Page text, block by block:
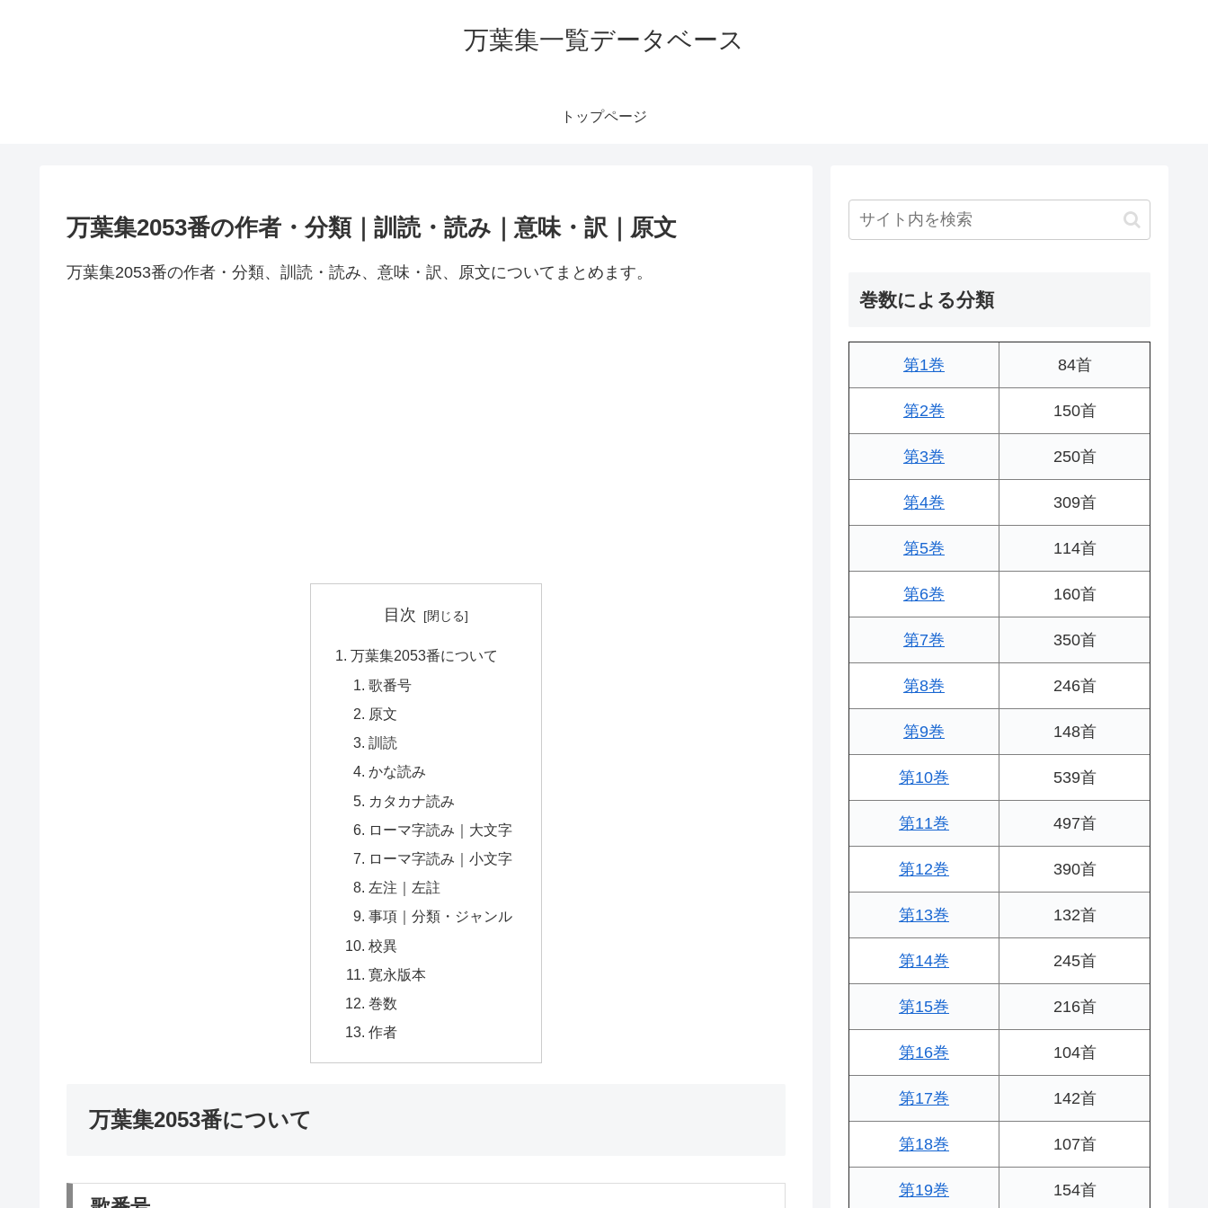
万葉集一覧データベース
トップページ
万葉集2053番の作者・分類｜訓読・読み｜意味・訳｜原文
万葉集2053番の作者・分類、訓読・読み、意味・訳、原文についてまとめます。
目次
万葉集2053番について
歌番号
原文
訓読
かな読み
カタカナ読み
ローマ字読み｜大文字
ローマ字読み｜小文字
左注｜左註
事項｜分類・ジャンル
校異
寛永版本
巻数
作者
万葉集2053番について
巻数による分類
第1巻 84首
第2巻 150首
第3巻 250首
第4巻 309首
第5巻 114首
第6巻 160首
第7巻 350首
第8巻 246首
第9巻 148首
第10巻 539首
第11巻 497首
第12巻 390首
第13巻 132首
第14巻 245首
第15巻 216首
第16巻 104首
第17巻 142首
第18巻 107首
第19巻 154首